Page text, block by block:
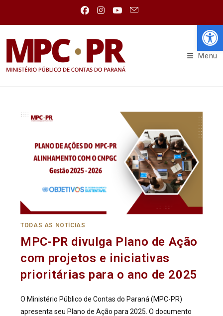
Menu
TODAS AS NOTÍCIAS
MPC-PR divulga Plano de Ação
com projetos e iniciativas
prioritárias para o ano de 2025
O Ministério Público de Contas do Paraná (MPC-PR)
apresenta seu Plano de Ação para 2025. O documento